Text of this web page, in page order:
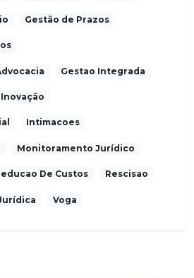
Gestão de Prazos
Gestao Integrada
Inovação
Intimacoes
Monitoramento Jurídico
De Custos Rescisao
Voga